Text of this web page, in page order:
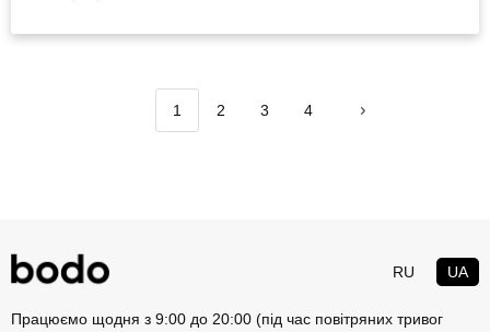
1 2 3 4
RU UA
Працюємо щодня з 9:00 до 20:00 (під час повітряних тривог